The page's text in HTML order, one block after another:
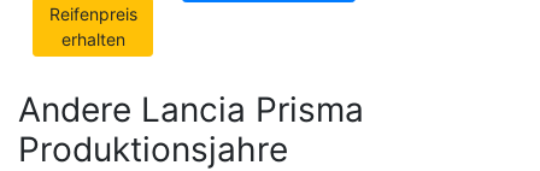
Reifenpreis
erhalten
Andere Lancia Prisma
Produktionsjahre